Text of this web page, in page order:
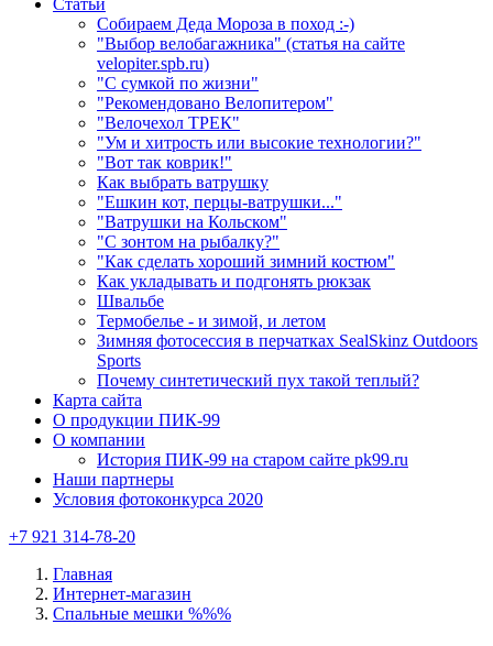
Статьи
Собираем Деда Мороза в поход :-)
"Выбор велобагажника" (статья на сайте
velopiter.spb.ru)
"С сумкой по жизни"
"Рекомендовано Велопитером"
"Велочехол ТРЕК"
"Ум и хитрость или высокие технологии?"
"Вот так коврик!"
Как выбрать ватрушку
"Ешкин кот, перцы-ватрушки..."
"Ватрушки на Кольском"
"С зонтом на рыбалку?"
"Как сделать хороший зимний костюм"
Как укладывать и подгонять рюкзак
Швальбе
Термобелье - и зимой, и летом
Зимняя фотосессия в перчатках SealSkinz Outdoors
Sports
Почему синтетический пух такой теплый?
Карта сайта
О продукции ПИК-99
О компании
История ПИК-99 на старом сайте pk99.ru
Наши партнеры
Условия фотоконкурса 2020
+7 921 314-78-20
Главная
Интернет-магазин
Спальные мешки %%%